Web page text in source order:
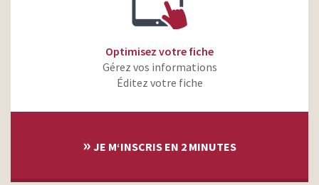
Optimisez votre fiche
Gérez vos informations
Éditez votre fiche
» JE M‘INSCRIS EN 2 MINUTES